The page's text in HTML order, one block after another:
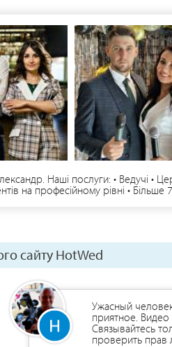
Наші послуги: • Ведучі •
на професійному рівні • Більше
сайту HotWed
Ужасный
приятное. Видео
Связывайтесь
проверить прав